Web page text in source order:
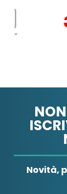
3M
Novità,